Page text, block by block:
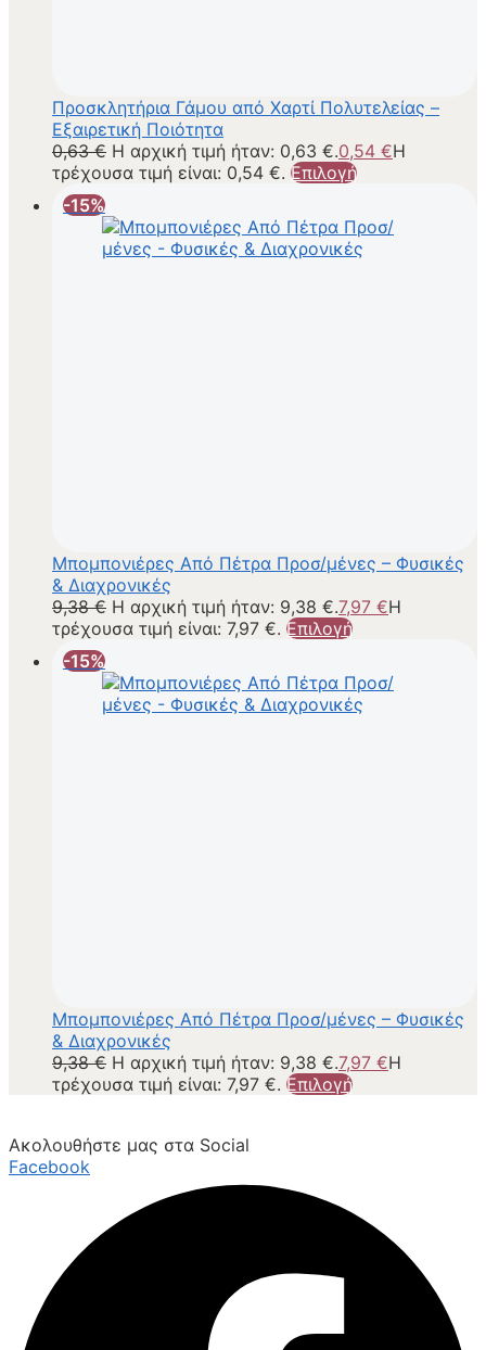
Προσκλητήρια Γάμου από Χαρτί Πολυτελείας –
Εξαιρετική Ποιότητα
0,63€ Η αρχική τιμή ήταν: 0,63 €.0,54 €Η
τρέχουσα τιμή είναι: 0,54 €. Επιλογή
-15%
Μπομπονιέρες Από Πέτρα Προσ/μένες – Φυσικές
& Διαχρονικές
9,38€ Η αρχική τιμή ήταν: 9,38 €.7,97 €Η
τρέχουσα τιμή είναι: 7,97 €. Επιλογή
-15%
Μπομπονιέρες Από Πέτρα Προσ/μένες – Φυσικές
& Διαχρονικές
9,38€ Η αρχική τιμή ήταν: 9,38 €.7,97 €Η
τρέχουσα τιμή είναι: 7,97 €. Επιλογή
Ακολουθήστε μας στα Social
Facebook